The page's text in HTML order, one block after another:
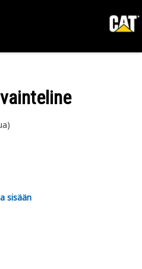
sisään